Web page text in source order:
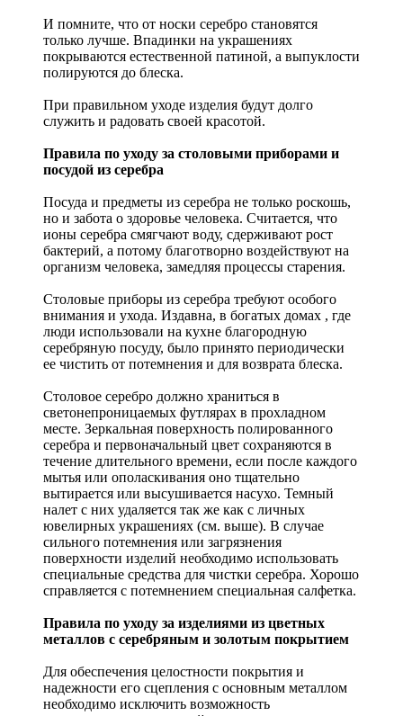
И помните, что от носки серебро становятся
только лучше. Впадинки на украшениях
покрываются естественной патиной, а выпуклости
полируются до блеска.
При правильном уходе изделия будут долго
служить и радовать своей красотой.
Правила по уходу за столовыми приборами и
посудой из серебра
Посуда и предметы из серебра не только роскошь,
но и забота о здоровье человека. Считается, что
ионы серебра смягчают воду, сдерживают рост
бактерий, а потому благотворно воздействуют на
организм человека, замедляя процессы старения.
Столовые приборы из серебра требуют особого
внимания и ухода. Издавна, в богатых домах , где
люди использовали на кухне благородную
серебряную посуду, было принято периодически
ее чистить от потемнения и для возврата блеска.
Столовое серебро должно храниться в
светонепроницаемых футлярах в прохладном
месте. Зеркальная поверхность полированного
серебра и первоначальный цвет сохраняются в
течение длительного времени, если после каждого
мытья или ополаскивания оно тщательно
вытирается или высушивается насухо. Темный
налет с них удаляется так же как с личных
ювелирных украшениях (см. выше). В случае
сильного потемнения или загрязнения
поверхности изделий необходимо использовать
специальные средства для чистки серебра. Хорошо
справляется с потемнением специальная салфетка.
Правила по уходу за изделиями из цветных
металлов с серебряным и золотым покрытием
Для обеспечения целостности покрытия и
надежности его сцепления с основным металлом
необходимо исключить возможность